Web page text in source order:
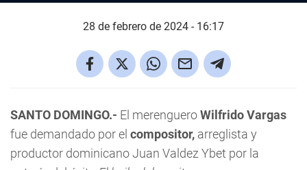
28 de febrero de 2024 - 16:17
SANTO DOMINGO.- El merengueroWilfrido Vargas
fue demandado por el compositor, arreglista y
productor dominicano Juan Valdez Ybet por la